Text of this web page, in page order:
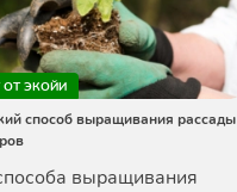
ОТ ЭКОЙИ
способ выращивания рассады
выращивания